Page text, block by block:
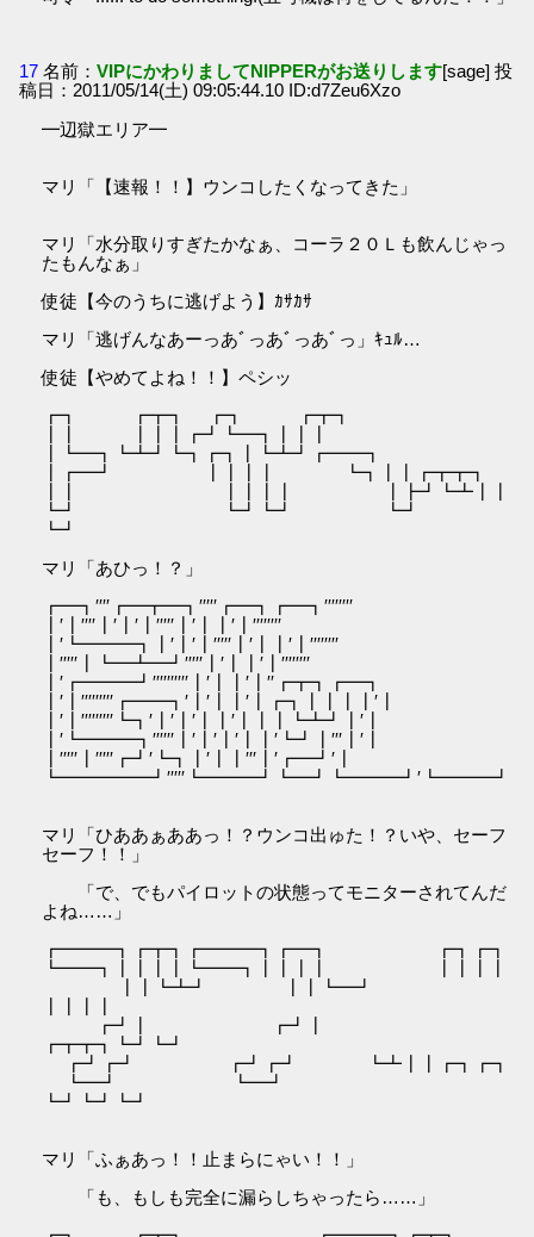
17 名前：VIPにかわりましてNIPPERがお送りします[sage] 投
稿日：2011/05/14(土) 09:05:44.10 ID:d7Zeu6Xzo
━辺獄エリア━
マリ「【速報！！】ウンコしたくなってきた」
マリ「水分取りすぎたかなぁ、コーラ２０Ｌも飲んじゃっ
たもんなぁ」
使徒【今のうちに逃げよう】ｶｻｶｻ
マリ「逃げんなあーっあﾞっあﾞっあﾞっ」ｷｭﾙ…
使徒【やめてよね！！】ペシッ
┏┓ ┏┳┓ ┏┓ ┏┳┓
┃┃ ┃┃┃┏┛┗━┓┃┃┃
┃┗━┓┗┻┛┗┓┏┓┃┗┻┛┏━━┓
┃┏━┛ ┃┃┃┃ ┗┓┃┃┏┳┳┓
┃┃ ┃┃┃┃ ┃┣┛┗┻┃┃
┗┛ ┗┛┗┛ ┗┛
┗┛
マリ「あひっ！？」
┏━┓′′′′┏━┳━┓′′′′′┏━┓┏━┓′′′′′′′′
┃′┃′′′′┃′┃′┃′′′′′┃′┃┃′┃′′′′′′′′
┃′┗━━━┓┃′┃′┃′′′′′┃′┃┃′┃′′′′′′′′
┃′′′′′┃┗━┻━┛′′′′′┃′┃┃′┃′′′′′′′′
┃′┏━━━┛′′′′′′′′′′┃′┃┃′┃′′┏┳┓┏━┓
┃′┃′′′′′′′′′┏━━┓′┃′┃┃′┃┏┓┃┃┃┃′┃
┃′┃′′′′′′′′′┗┓′┃′┃′┃┃′┃┃┃┗┻┛┃′┃
┃′┗━━━┓′′′′′′┃′┃′┃′┃┃′┗┛┃′′′┃′┃
┃′′′′′┃′′′′′┏┛′┗┓┃′┃┃′′′┃′┏━┛′┃
┗━━━━━┛′′′′′┗━━━┛┗━┛┗━━━┛′┗━━━┛
マリ「ひああぁああっ！？ウンコ出ゅた！？いや、セーフ
セーフ！！」
「で、でもパイロットの状態ってモニターされてんだ
よね……」
┏━━━┓┏┳┓┏━━━┓┏━┓ ┏┓┏┓
┗━━┓┃┃┃┃┗━━┓┃┃┃┃ ┃┃┃┃
┃┃┗┻┛ ┃┃┗━┛
┏┛┃ ┏┛┃
┏┳┳┓┗┛┗┛
┏┛┏┛ ┏┛┏┛ ┗┻┃┃┏┓┏┓
┗━┛ ┗━┛
┗┛┗┛┗┛
マリ「ふぁあっ！！止まらにゃい！！」
「も、もしも完全に漏らしちゃったら……」